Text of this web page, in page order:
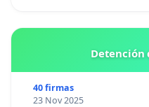
Detención
40 firmas
23 Nov 2025